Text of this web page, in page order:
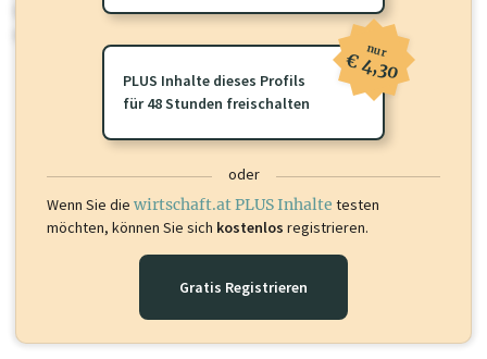
Sie momentan nicht einsehen können. Schalten Sie dieses Profil frei
oder loggen Sie sich ein um diese Inhalte zu sehen.
PLUS Inhalte dieses Profils
für 48 Stunden freischalten
nur
€ 4,30
oder
Wenn Sie die wirtschaft.at PLUS Inhalte testen
möchten, können Sie sich kostenlos registrieren.
Gratis Registrieren